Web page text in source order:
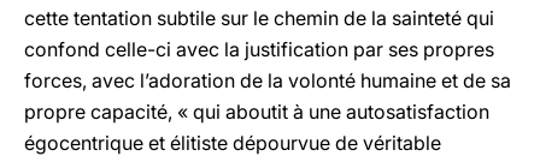
cette tentation subtile sur le chemin de la sainteté qui
confond celle-ci avec la justification par ses propres
forces, avec l’adoration de la volonté humaine et de sa
propre capacité, « qui aboutit à une autosatisfaction
égocentrique et élitiste dépourvue de véritable